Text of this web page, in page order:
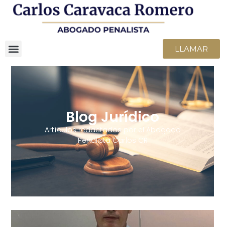
LLAMAR
Blog Jurídico
Artículos redactados por el Abogado
Penalista Carlos CR